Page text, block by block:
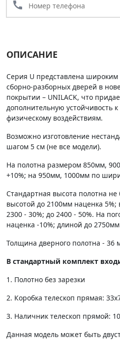
call
ОПИСАНИЕ
Серия U представлена
сборно-разборных дверей в
покрытии – UNILACK, что
дополнительную устойчивость
физическому воздействиям.
Возможно изготовление
шагом 5 см (не все модели).
На полотна размером 850мм,
+10%; на 950мм, 1000мм по
Стандартная высота полотна
высотой до 2100мм наценка 5%;
2300 - 30%; до 2400 - 50%. На
наценка -10%; длиной до
Толщина дверного полотна - 36
В стандартный комплект
1. Полотно без зарезки
2. Коробка телескоп прямая:
3. Наличник телескоп прямой:
Данная модель может быть